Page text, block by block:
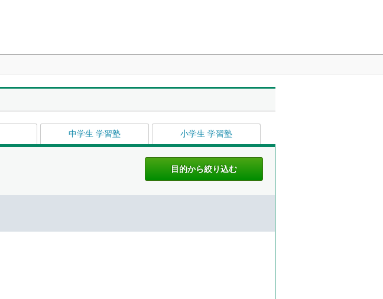
中学生 学習塾 小学生 学習塾